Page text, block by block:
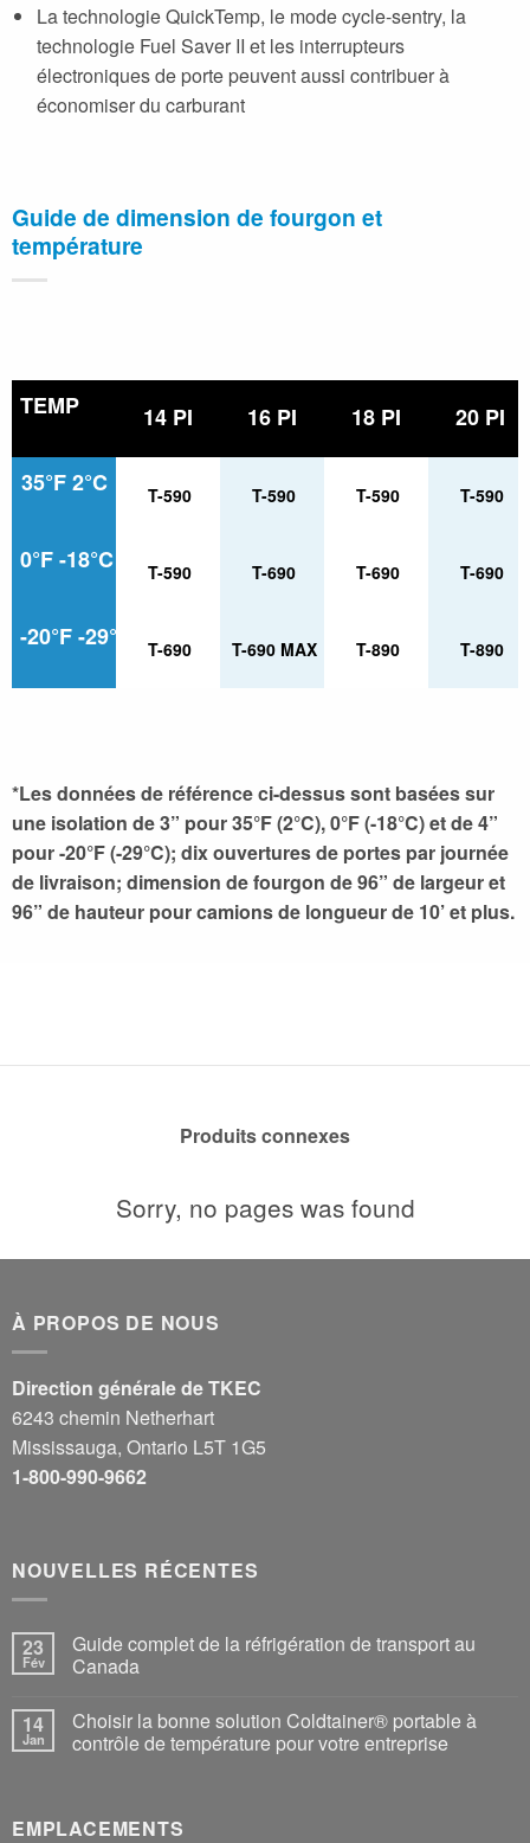
La technologie QuickTemp, le mode cycle-sentry, la
technologie Fuel Saver II et les interrupteurs
électroniques de porte peuvent aussi contribuer à
économiser du carburant
Guide de dimension de fourgon et
température
TEMP 14 PI 16 PI 18 PI 20 PI
35°F 2°C T-590 T-590 T-590 T-590
0°F -18°C T-590 T-690 T-690 T-690
-20°F -29°C T-690 T-690 MAX T-890 T-890
*Les données de référence ci-dessus sont basées sur
une isolation de 3” pour 35°F (2°C), 0°F (-18°C) et de 4”
pour -20°F (-29°C); dix ouvertures de portes par journée
de livraison; dimension de fourgon de 96” de largeur et
96” de hauteur pour camions de longueur de 10’ et plus.
Produits connexes
Sorry, no pages was found
À PROPOS DE NOUS
Direction générale de TKEC
6243 chemin Netherhart
Mississauga, Ontario L5T 1G5
1-800-990-9662
NOUVELLES RÉCENTES
23
Fév
Guide complet de la réfrigération de transport au
Canada
14
Jan
Choisir la bonne solution Coldtainer® portable à
contrôle de température pour votre entreprise
EMPLACEMENTS